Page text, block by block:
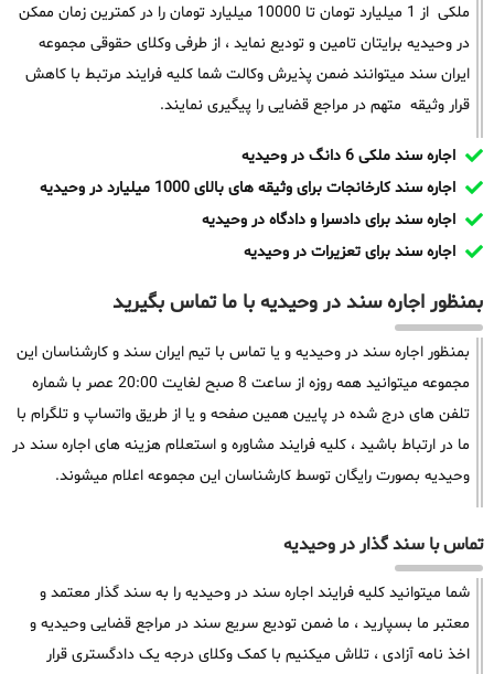
ملکی از 1 میلیارد تومان تا 10000 میلیارد تومان را در کمترین زمان ممکن
در وحیدیه برایتان تامین و تودیع نماید ، از طرفی وکلای حقوقی مجموعه
ایران سند میتوانند ضمن پذیرش وکالت شما کلیه فرایند مرتبط با کاهش
قرار وثیقه متهم در مراجع قضایی را پیگیری نمایند.
اجاره سند ملکی 6 دانگ در وحیدیه
اجاره سند کارخانجات برای وثیقه های بالای 1000 میلیارد در وحیدیه
اجاره سند برای دادسرا و دادگاه در وحیدیه
اجاره سند برای تعزیرات در وحیدیه
بمنظور اجاره سند در وحیدیه با ما تماس بگیرید
بمنظور اجاره سند در وحیدیه و یا تماس با تیم ایران سند و کارشناسان این
مجموعه میتوانید همه روزه از ساعت 8 صبح لغایت 20:00 عصر با شماره
تلفن های درج شده در پایین همین صفحه و یا از طریق واتساپ و تلگرام با
ما در ارتباط باشید ، کلیه فرایند مشاوره و استعلام هزینه های اجاره سند در
وحیدیه بصورت رایگان توسط کارشناسان این مجموعه اعلام میشوند.
تماس با سند گذار در وحیدیه
شما میتوانید کلیه فرایند اجاره سند در وحیدیه را به سند گذار معتمد و
معتبر ما بسپارید ، ما ضمن تودیع سریع سند در مراجع قضایی وحیدیه و
اخذ نامه آزادی ، تلاش میکنیم با کمک وکلای درجه یک دادگستری قرار